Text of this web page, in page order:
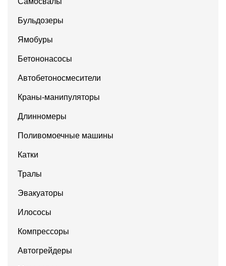
Бульдозеры
Ямобуры
Бетононасосы
Автобетоносмесители
Краны-манипуляторы
Длинномеры
Поливомоечные машины
Катки
Тралы
Эвакуаторы
Илососы
Компрессоры
Автогрейдеры